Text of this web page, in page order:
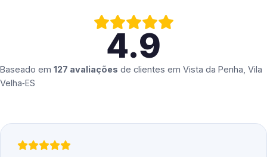
4.9
Baseado em 127 avaliações de clientes em Vista da Penha, Vila
Velha‑ES